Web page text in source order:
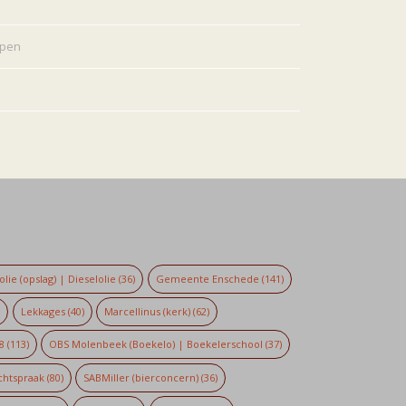
(opslag) | Dieselolie (36) Gemeente Enschede (141)
Lekkages(40) Marcellinus (kerk) (62)
(113) OBS Molenbeek (Boekelo) | Boekelerschool (37)
(80) SABMiller (bierconcern) (36)